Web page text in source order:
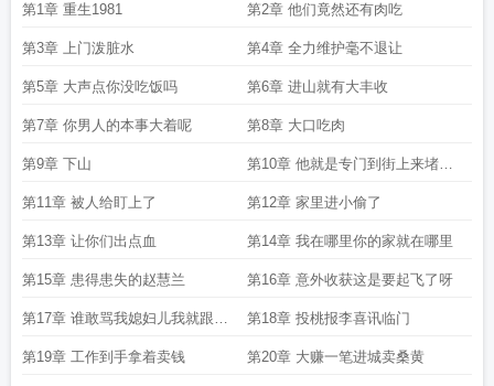
第1章 重生1981 第2章 他们竟然还有肉吃
第3章 上门泼脏水 第4章 全力维护毫不退让
第5章 大声点你没吃饭吗 第6章 进山就有大丰收
第7章 你男人的本事大着呢 第8章 大口吃肉
第9章 下山 第10章 他就是专门到街上来堵我
的
第11章 被人给盯上了 第12章 家里进小偷了
第13章 让你们出点血 第14章 我在哪里你的家就在哪里
第15章 患得患失的赵慧兰 第16章 意外收获这是要起飞了呀
第17章 谁敢骂我媳妇儿我就跟谁
拼命
第18章 投桃报李喜讯临门
第19章 工作到手拿着卖钱 第20章 大赚一笔进城卖桑黄